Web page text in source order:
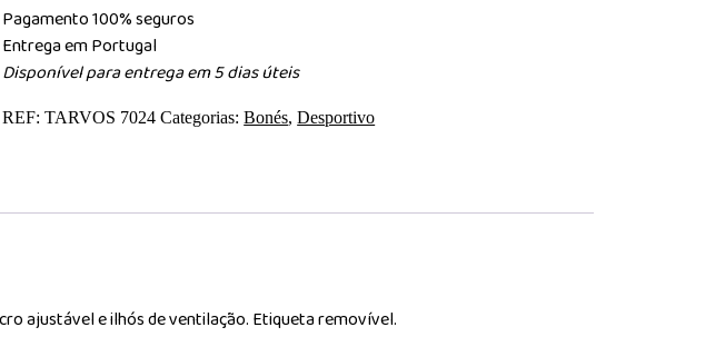
Pagamento 100% seguros
Entrega em Portugal
Disponível para entrega em 5 dias úteis
REF:TARVOS 7024 Categorias:Bonés,Desportivo
ajustável e ilhós de ventilação. Etiqueta removível.